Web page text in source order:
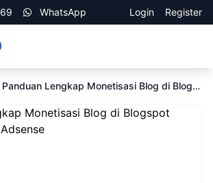
WhatsApp Login Register
Panduan Lengkap Monetisasi Blog di Blogspot dengan Google Adsense